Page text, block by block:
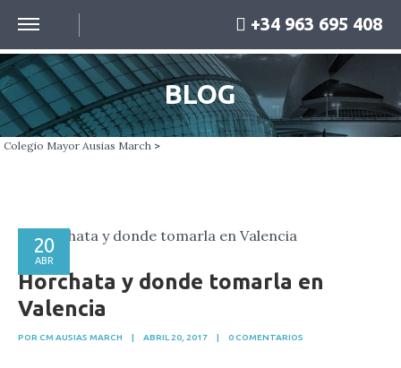
+34 963 695 408
BLOG
Colegio Mayor Ausias March >
20
ABR
Horchata y donde tomarla en
Valencia
POR CM AUSIAS MARCH | ABRIL 20, 2017 | 0 COMENTARIOS